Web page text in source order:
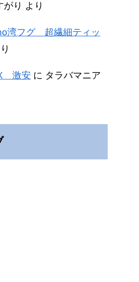
がり より
湾フグ 超繊細ティッ
激安 に タラバマニア